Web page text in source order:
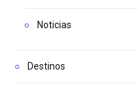
Noticias
Destinos